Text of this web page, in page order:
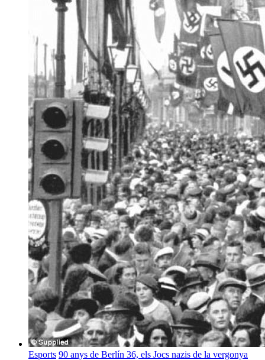
Esports 90 anys de Berlín 36, els Jocs nazis de la vergonya